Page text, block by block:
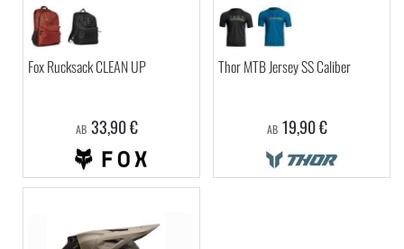
Fox Rucksack CLEAN UP
AB 33,90 €
Thor MTB Jersey SS Caliber
AB 19,90 €